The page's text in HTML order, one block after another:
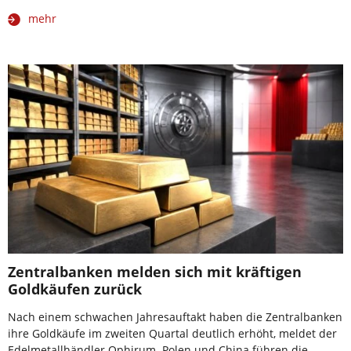
mehr
Zentralbanken melden sich mit kräftigen
Goldkäufen zurück
Nach einem schwachen Jahresauftakt haben die Zentralbanken
ihre Goldkäufe im zweiten Quartal deutlich erhöht, meldet der